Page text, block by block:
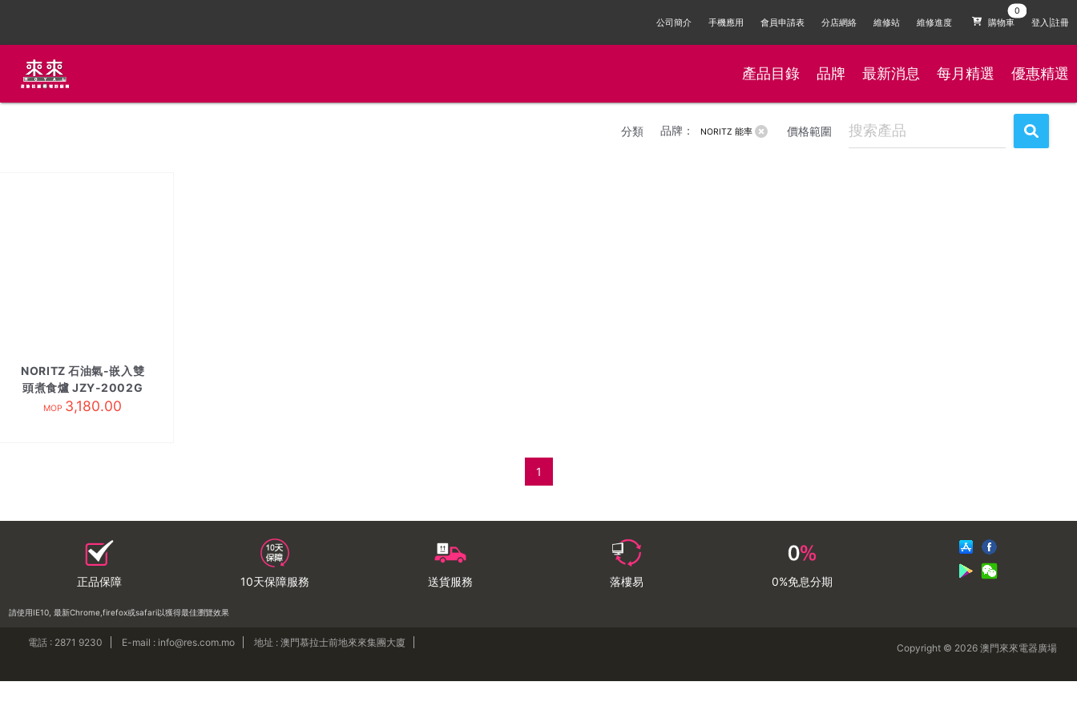
公司簡介 手機應用 會員申請表 分店網絡 維修站 維修進度 購物車 登入|註冊
產品目錄 品牌 最新消息 每月精選 優惠精選
分類 品牌： NORITZ 能率 價格範圍
NORITZ 石油氣-嵌入雙
頭煮食爐 JZY-2002G
MOP 3,180.00
1
正品保障 10天保障服務 送貨服務 落樓易 0%免息分期
請使用IE10, 最新Chrome,firefox或safari以獲得最佳瀏覽效果
電話 : 2871 9230 E-mail : info@res.com.mo 地址 : 澳門慕拉士前地來來集團大廈 Copyright © 2026 澳門來來電器廣場